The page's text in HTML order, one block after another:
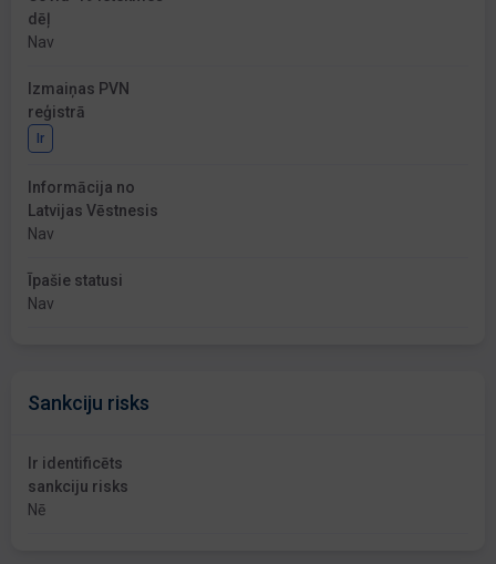
dēļ
Nav
Izmaiņas PVN
reģistrā
Ir
Informācija no
Latvijas Vēstnesis
Nav
Īpašie statusi
Nav
Sankciju risks
Ir identificēts
sankciju risks
Nē